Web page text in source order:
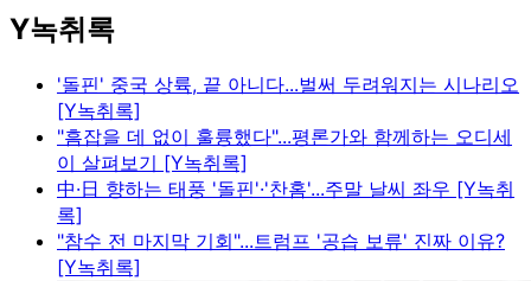
Y녹취록
'돌핀' 중국 상륙, 끝 아니다...벌써 두려워지는 시나리오
[Y녹취록]
"흠잡을 데 없이 훌륭했다"...평론가와 함께하는 오디세
이 살펴보기 [Y녹취록]
中·日 향하는 태풍 '돌핀'·'찬홈'...주말 날씨 좌우 [Y녹취
록]
"참수 전 마지막 기회"...트럼프 '공습 보류' 진짜 이유?
[Y녹취록]